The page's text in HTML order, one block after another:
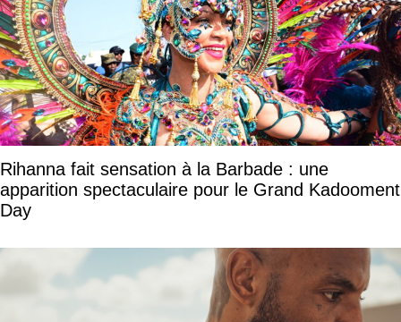
Rihanna fait sensation à la Barbade : une
apparition spectaculaire pour le Grand Kadooment
Day